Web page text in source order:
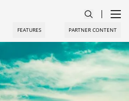
FEATURES PARTNER CONTENT